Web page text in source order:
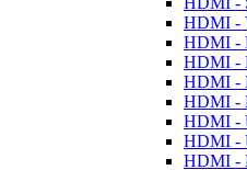
HDMI -
HDMI -
HDMI -
HDMI -
HDMI -
HDMI -
HDMI -
HDMI -